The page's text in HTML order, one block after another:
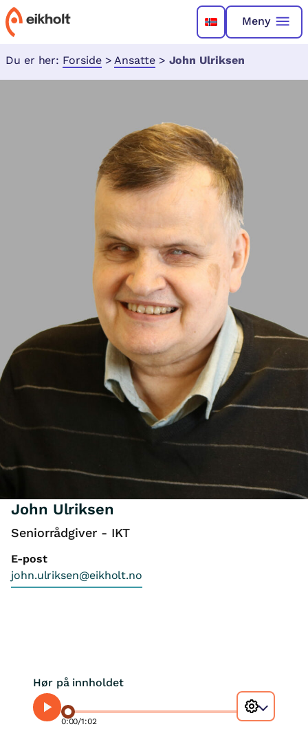
Meny
Du er her: Forside > Ansatte > John Ulriksen
John Ulriksen
Seniorrådgiver - IKT
E-post
john.ulriksen@eikholt.no
Hør på innholdet
0:00/1:02